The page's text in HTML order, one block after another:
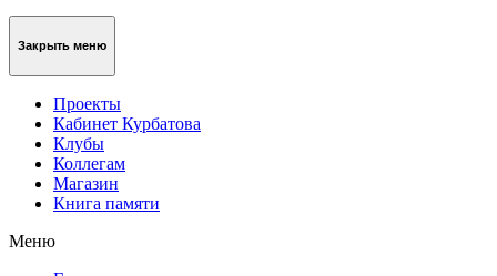
Закрыть меню
Проекты
Кабинет Курбатова
Клубы
Коллегам
Магазин
Книга памяти
Меню